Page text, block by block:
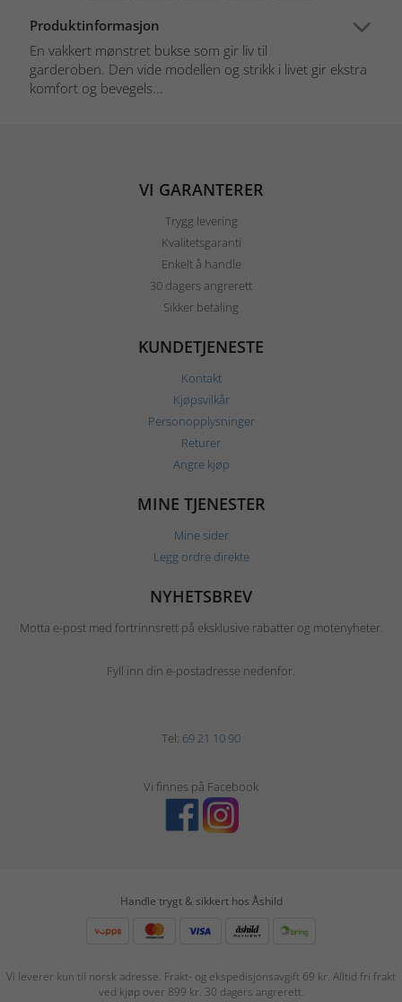
Produktinformasjon
En vakkert mønstret bukse som gir liv til
garderoben. Den vide modellen og strikk i livet gir ekstra
komfort og bevegels...
VI GARANTERER
Trygg levering
Kvalitetsgaranti
Enkelt å handle
30 dagers angrerett
Sikker betaling
KUNDETJENESTE
Kontakt
Kjøpsvilkår
Personopplysninger
Returer
Angre kjøp
MINE TJENESTER
Mine sider
Legg ordre direkte
NYHETSBREV
Motta e-post med fortrinnsrett på eksklusive rabatter og motenyheter.
Fyll inn din e-postadresse nedenfor.
Tel: 69 21 10 90
Vi finnes på Facebook
Handle trygt & sikkert hos Åshild
Vi leverer kun til norsk adresse. Frakt- og ekspedisjonsavgift 69 kr. Alltid fri frakt
ved kjøp over 899 kr. 30 dagers angrerett.